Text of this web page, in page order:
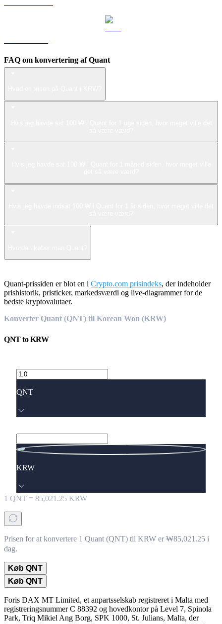
FAQ om konvertering af Quant
Quant-prissiden er blot en i Crypto.com prisindeks, der indeholder
prishistorik, pristicker, markedsværdi og live-diagrammer for de
bedste kryptovalutaer.
Konverter Quant (QNT) til Korean Won (KRW)
QNTtoKRW
QNT
KRW
1 QNT = 85,021.25 KRW
Prisen for at konvertere 1 Quant (QNT) til KRW er ₩85,021.25 i
dag.
Køb QNT
Køb QNT
Foris DAX MT Limited, et anpartsselskab registreret i Malta med
registreringsnummer C 88392 og hovedkontor på Level 7, Spinola
Park, Triq Mikiel Ang Borg, SPK 1000, St. Julians, Malta, der